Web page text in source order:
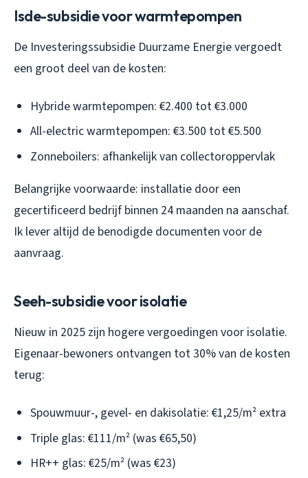
Isde-subsidie voor warmtepompen
De Investeringssubsidie Duurzame Energie vergoedt
een groot deel van de kosten:
Hybride warmtepompen: €2.400 tot €3.000
All-electric warmtepompen: €3.500 tot €5.500
Zonneboilers: afhankelijk van collectoroppervlak
Belangrijke voorwaarde: installatie door een
gecertificeerd bedrijf binnen 24 maanden na aanschaf.
Ik lever altijd de benodigde documenten voor de
aanvraag.
Seeh-subsidie voor isolatie
Nieuw in 2025 zijn hogere vergoedingen voor isolatie.
Eigenaar-bewoners ontvangen tot 30% van de kosten
terug:
Spouwmuur-, gevel- en dakisolatie: €1,25/m² extra
Triple glas: €111/m² (was €65,50)
HR++ glas: €25/m² (was €23)